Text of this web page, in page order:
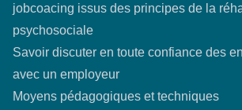
jobcoacing issus des principes de la
psychosociale
Savoir discuter en toute confiance des
avec un employeur
Moyens pédagogiques et techniques